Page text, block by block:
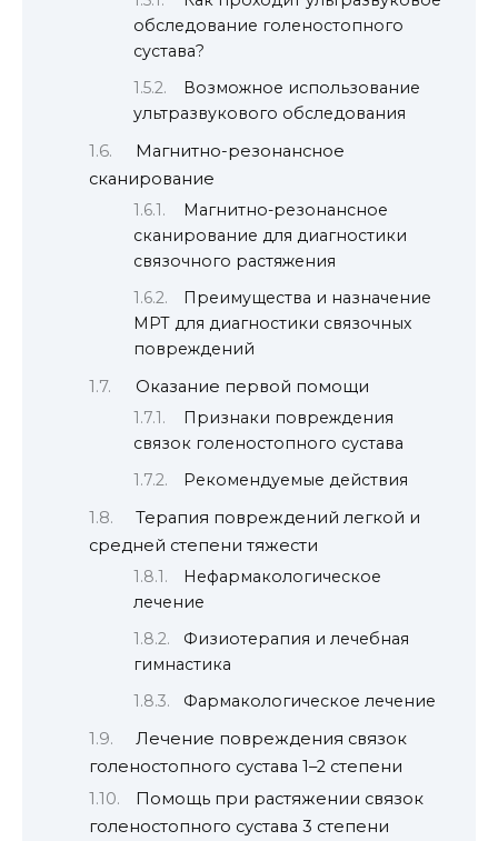
обследование голеностопного
сустава?
Возможное использование
ультразвукового обследования
Магнитно-резонансное
сканирование
Магнитно-резонансное
сканирование для диагностики
связочного растяжения
Преимущества и назначение
МРТ для диагностики связочных
повреждений
Оказание первой помощи
Признаки повреждения
связок голеностопного сустава
Рекомендуемые действия
Терапия повреждений легкой и
средней степени тяжести
Нефармакологическое
лечение
Физиотерапия и лечебная
гимнастика
Фармакологическое лечение
Лечение повреждения связок
голеностопного сустава 1–2 степени
Помощь при растяжении связок
голеностопного сустава 3 степени